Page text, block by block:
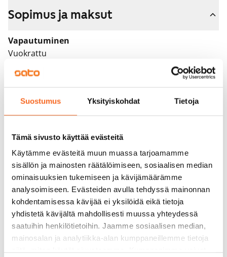
Suostumus Yksityiskohdat Tietoja
Tämä sivusto käyttää evästeitä
Käytämme evästeitä muun muassa tarjoamamme
sisällön ja mainosten räätälöimiseen, sosiaalisen median
ominaisuuksien tukemiseen ja kävijämäärämme
analysoimiseen. Evästeiden avulla tehdyssä mainonnan
kohdentamisessa kävijää ei yksilöidä eikä tietoja
yhdistetä kävijältä mahdollisesti muussa yhteydessä
saatuihin henkilötietoihin. Jaamme sosiaalisen median,
mainosalan ja analytiikka-alan kumppaneillemme tietoja
Sopimus ja maksut
Vapautuminen
Vuokrattu
Varallisuusrajat
Ei
0 €, (yrityksille min. 1 kk vuokra)
Kotivakuutus
Pakollinen, ei sisälly vuokraan
Vesimaksu
Kulutuksen mukaan
Sähkömaksu